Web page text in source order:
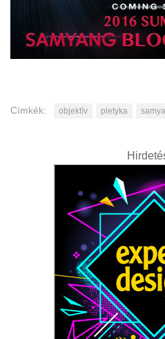
Címkék: objektív pletyka